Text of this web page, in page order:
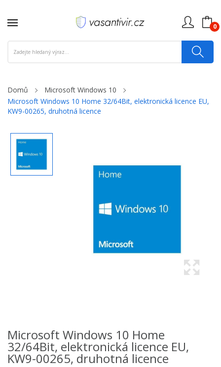
0
Domů
Microsoft Windows 10
Microsoft Windows 10 Home 32/64Bit, elektronická licence EU,
KW9-00265, druhotná licence
Microsoft Windows 10 Home
32/64Bit, elektronická licence EU,
KW9-00265, druhotná licence